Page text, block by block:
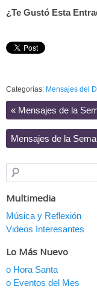
¿Te Gustó Esta
Categorías: Mensajes del
« Mensajes de la
Mensajes de la
Multimedia
Música y Reflexión
Videos Interesantes
Lo Más Nuevo
o Hora Santa
o Eventos del Mes